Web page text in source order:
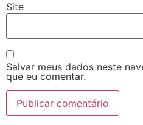
Site
Salvar meus dados neste
que eu comentar.